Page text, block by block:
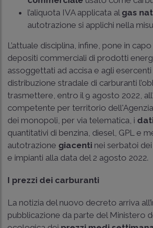
l’aliquota IVA applicata al gas
autotrazione si applichi nella
L’attuale disciplina, infine, pone in
depositi commerciali di prodotti
assoggettati ad accisa e agli esercenti
distribuzione stradale di carburanti
trasmettere, entro il 9 agosto 2022,
competente per territorio
dei monopoli, per via telematica, i
quantitativi di benzina, diesel, GPL e
autotrazione giacenti nei serbatoi
e impianti alla data del 2 agosto 2022.
I prezzi dei carburanti
La notizia del nuovo decreto arriva
pubblicazione da parte del Ministero